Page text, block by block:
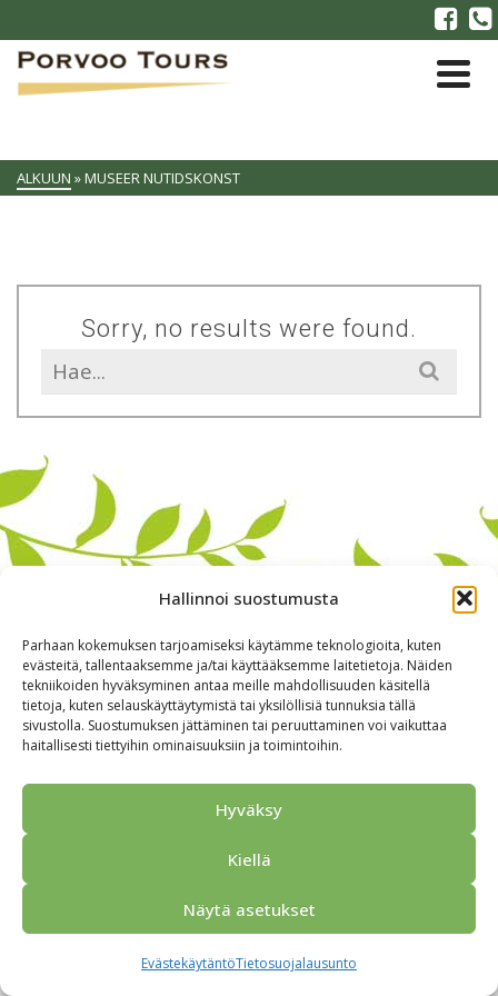
Hallinnoi suostumusta
Parhaan kokemuksen tarjoamiseksi käytämme teknologioita, kuten
evästeitä, tallentaaksemme ja/tai käyttääksemme laitetietoja. Näiden
tekniikoiden hyväksyminen antaa meille mahdollisuuden käsitellä
tietoja, kuten selauskäyttäytymistä tai yksilöllisiä tunnuksia tällä
sivustolla. Suostumuksen jättäminen tai peruuttaminen voi vaikuttaa
haitallisesti tiettyihin ominaisuuksiin ja toimintoihin.
Hyväksy
Kiellä
Näytä asetukset
EvästekäytäntöTietosuojalausunto
ALKUUN »MUSEER NUTIDSKONST
Sorry, no results were found.
Search
for:
Alkuun Ryhmille Kokous & Ohjelmat
Yhteistyökumppanit
Tarjouspyyntö
Anna palautetta
Tietosuojaseloste
© 2026 Porvoo Tours - matkanjärjestäjä / FPW